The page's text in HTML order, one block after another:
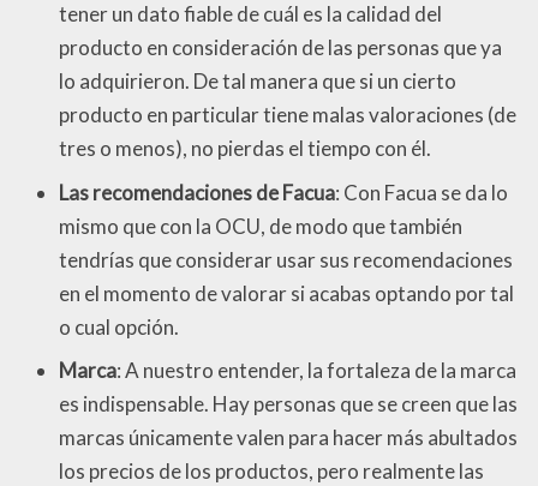
tener un dato fiable de cuál es la calidad del
producto en consideración de las personas que ya
lo adquirieron. De tal manera que si un cierto
producto en particular tiene malas valoraciones (de
tres o menos), no pierdas el tiempo con él.
Las recomendaciones de Facua: Con Facua se da lo
mismo que con la OCU, de modo que también
tendrías que considerar usar sus recomendaciones
en el momento de valorar si acabas optando por tal
o cual opción.
Marca: A nuestro entender, la fortaleza de la marca
es indispensable. Hay personas que se creen que las
marcas únicamente valen para hacer más abultados
los precios de los productos, pero realmente las